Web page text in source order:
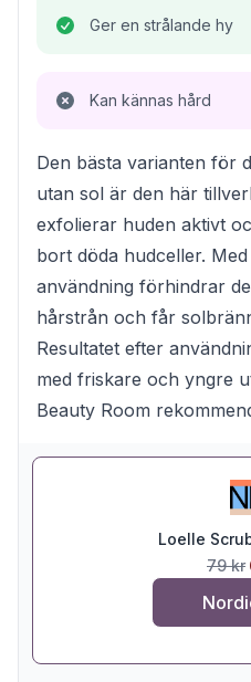
Ger en strålande hy
Kan kännas hård
Den bästa varianten för
utan sol är den här
exfolierar huden aktivt
bort döda hudceller.
användning förhindrar
hårstrån och får
Resultatet efter
med friskare och yngre
Beauty Room
Loelle
79 kr